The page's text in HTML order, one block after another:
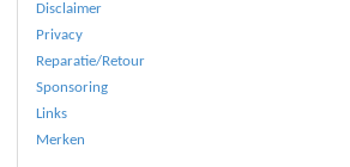
Disclaimer
Privacy
Reparatie/Retour
Sponsoring
Links
Merken